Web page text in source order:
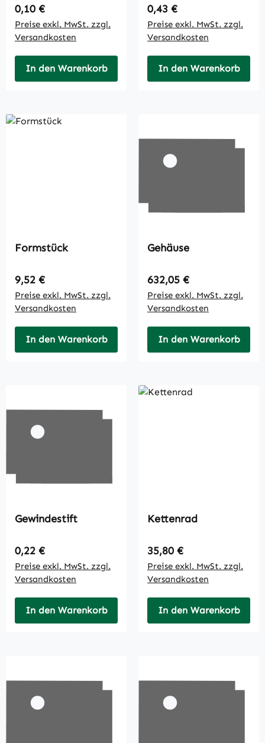
Regulärer Preis:
0,10 €
Preise exkl. MwSt. zzgl.
Versandkosten
In den Warenkorb
Regulärer Preis:
0,43 €
Preise exkl. MwSt. zzgl.
Versandkosten
In den Warenkorb
Formstück
Regulärer Preis:
9,52 €
Preise exkl. MwSt. zzgl.
Versandkosten
In den Warenkorb
Gehäuse
Regulärer Preis:
632,05 €
Preise exkl. MwSt. zzgl.
Versandkosten
In den Warenkorb
Gewindestift
Regulärer Preis:
0,22 €
Preise exkl. MwSt. zzgl.
Versandkosten
In den Warenkorb
Kettenrad
Regulärer Preis:
35,80 €
Preise exkl. MwSt. zzgl.
Versandkosten
In den Warenkorb